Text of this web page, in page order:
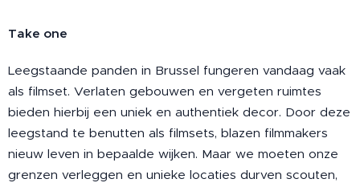
Take one
Leegstaande panden in Brussel fungeren vandaag vaak
als filmset. Verlaten gebouwen en vergeten ruimtes
bieden hierbij een uniek en authentiek decor. Door deze
leegstand te benutten als filmsets, blazen filmmakers
nieuw leven in bepaalde wijken. Maar we moeten onze
grenzen verleggen en unieke locaties durven scouten,